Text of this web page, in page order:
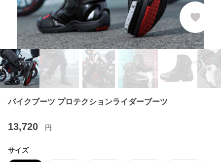
バイクブーツ プロテクションライダーブーツ
13,720 円
サイズ